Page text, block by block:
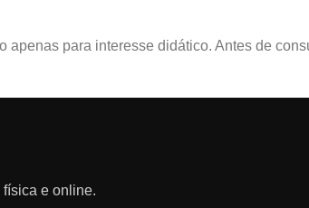
apenas para interesse didático. Antes de
e online.